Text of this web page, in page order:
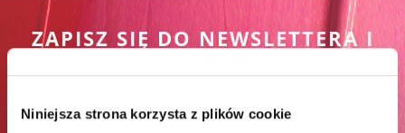
Niniejsza strona korzysta z plików cookie
ZAPISZ SIĘ DO NEWSLETTERA I
ODBIERZ 65% RABATU NA
PIERWSZE ZAKUPY*